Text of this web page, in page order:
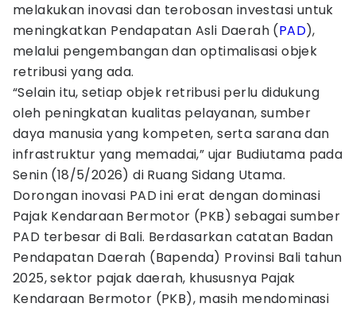
melakukan inovasi dan terobosan investasi untuk
meningkatkan Pendapatan Asli Daerah (PAD),
melalui pengembangan dan optimalisasi objek
retribusi yang ada.
“Selain itu, setiap objek retribusi perlu didukung
oleh peningkatan kualitas pelayanan, sumber
daya manusia yang kompeten, serta sarana dan
infrastruktur yang memadai,” ujar Budiutama pada
Senin (18/5/2026) di Ruang Sidang Utama.
Dorongan inovasi PAD ini erat dengan dominasi
Pajak Kendaraan Bermotor (PKB) sebagai sumber
PAD terbesar di Bali. Berdasarkan catatan Badan
Pendapatan Daerah (Bapenda) Provinsi Bali tahun
2025, sektor pajak daerah, khususnya Pajak
Kendaraan Bermotor (PKB), masih mendominasi